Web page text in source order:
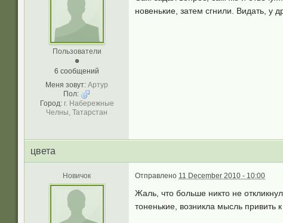
Пользователи
6 сообщений
Меня зовут: Артур
Пол:
Город: г. Набережные
Челны, Татарстан
новенькие, затем сгнили. Видать, у
цвета
Новичок Отправлено 11 December 2010 - 10:00
Жаль, что больше никто не
тоненькие, возникла мысль привить